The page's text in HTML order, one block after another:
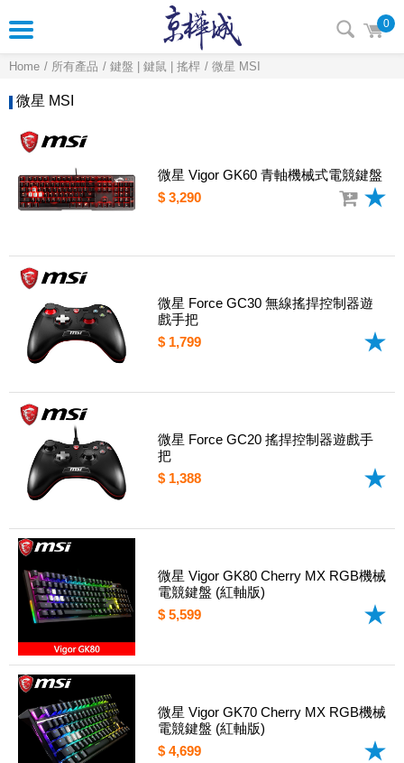
0
Home 所有產品 鍵盤 | 鍵鼠 | 搖桿 微星 MSI
微星 MSI
微星 Vigor GK60 青軸機械式電競鍵盤
$ 3,290
微星 Force GC30 無線搖捍控制器遊
戲手把
$ 1,799
微星 Force GC20 搖捍控制器遊戲手
把
$ 1,388
微星 Vigor GK80 Cherry MX RGB機械
電競鍵盤 (紅軸版)
$ 5,599
微星 Vigor GK70 Cherry MX RGB機械
電競鍵盤 (紅軸版)
$ 4,699